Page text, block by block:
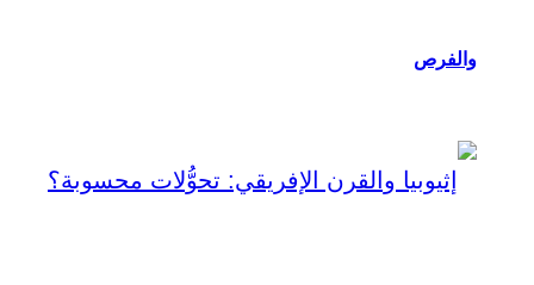
والفرص